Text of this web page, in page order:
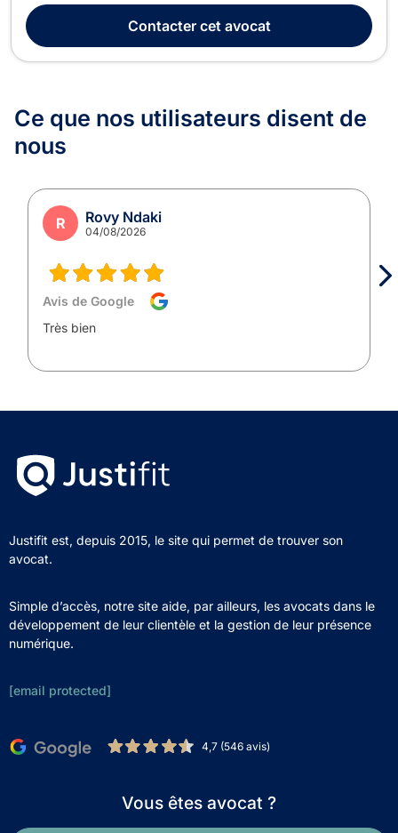
escroquerie, faux et usage de faux, corruption, criminalité
économique et financière...) ainsi que le dr...
Contactercet avocat
Ce que nos utilisateurs disent de
nous
R Rovy Ndaki
04/08/2026
Avis de Google
Très bien
Justifit est, depuis 2015, le site qui permet de trouver son
avocat.
Simple d’accès, notre site aide, par ailleurs, les avocats dans le
développement de leur clientèle et la gestion de leur présence
numérique.
[email protected]
4,7 (546 avis)
Vous êtes avocat ?